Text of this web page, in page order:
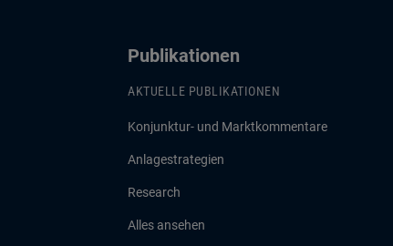
Publikationen
AKTUELLE PUBLIKATIONEN
Konjunktur- und Marktkommentare
Anlagestrategien
Research
Alles ansehen